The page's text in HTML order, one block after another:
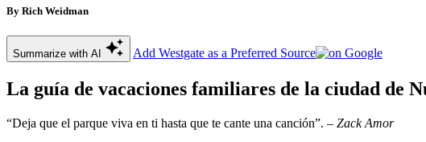
By Rich Weidman
Summarize with AI Add Westgate as a Preferred Source
La guía de vacaciones familiares de la ciudad de
“Deja que el parque viva en ti hasta que te cante una canción”. – Zack Amor